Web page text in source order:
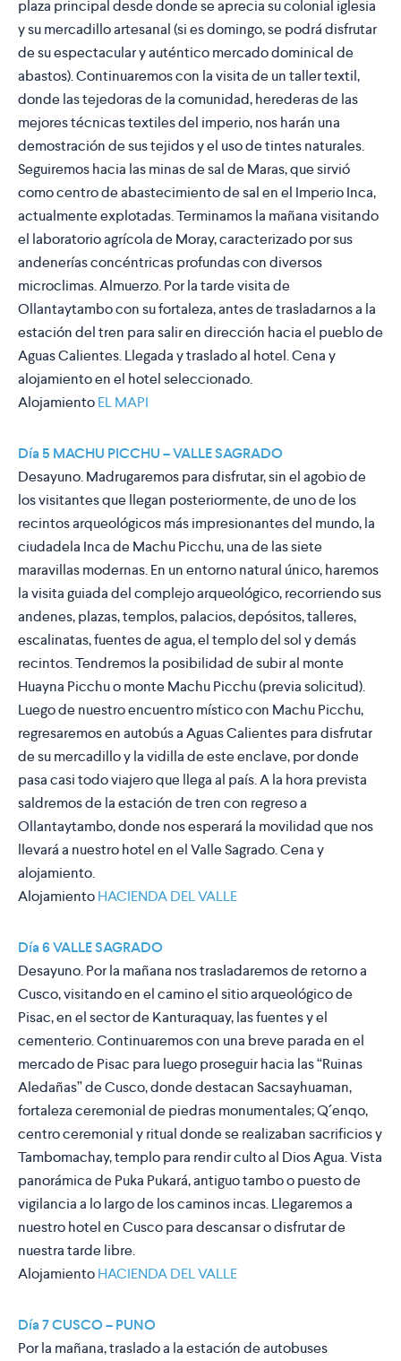
plaza principal desde donde se aprecia su colonial iglesia
y su mercadillo artesanal (si es domingo, se podrá disfrutar
de su espectacular y auténtico mercado dominical de
abastos). Continuaremos con la visita de un taller textil,
donde las tejedoras de la comunidad, herederas de las
mejores técnicas textiles del imperio, nos harán una
demostración de sus tejidos y el uso de tintes naturales.
Seguiremos hacia las minas de sal de Maras, que sirvió
como centro de abastecimiento de sal en el Imperio Inca,
actualmente explotadas. Terminamos la mañana visitando
el laboratorio agrícola de Moray, caracterizado por sus
andenerías concéntricas profundas con diversos
microclimas. Almuerzo. Por la tarde visita de
Ollantaytambo con su fortaleza, antes de trasladarnos a la
estación del tren para salir en dirección hacia el pueblo de
Aguas Calientes. Llegada y traslado al hotel. Cena y
alojamiento en el hotel seleccionado.
AlojamientoEL MAPI
Día 5 MACHU PICCHU – VALLE SAGRADO
Desayuno. Madrugaremos para disfrutar, sin el agobio de
los visitantes que llegan posteriormente, de uno de los
recintos arqueológicos más impresionantes del mundo, la
ciudadela Inca de Machu Picchu, una de las siete
maravillas modernas. En un entorno natural único, haremos
la visita guiada del complejo arqueológico, recorriendo sus
andenes, plazas, templos, palacios, depósitos, talleres,
escalinatas, fuentes de agua, el templo del sol y demás
recintos. Tendremos la posibilidad de subir al monte
Huayna Picchu o monte Machu Picchu (previa solicitud).
Luego de nuestro encuentro místico con Machu Picchu,
regresaremos en autobús a Aguas Calientes para disfrutar
de su mercadillo y la vidilla de este enclave, por donde
pasa casi todo viajero que llega al país. A la hora prevista
saldremos de la estación de tren con regreso a
Ollantaytambo, donde nos esperará la movilidad que nos
llevará a nuestro hotel en el Valle Sagrado. Cena y
alojamiento.
AlojamientoHACIENDA DEL VALLE
Día 6 VALLE SAGRADO
Desayuno. Por la mañana nos trasladaremos de retorno a
Cusco, visitando en el camino el sitio arqueológico de
Pisac, en el sector de Kanturaquay, las fuentes y el
cementerio. Continuaremos con una breve parada en el
mercado de Pisac para luego proseguir hacia las “Ruinas
Aledañas” de Cusco, donde destacan Sacsayhuaman,
fortaleza ceremonial de piedras monumentales; Q´enqo,
centro ceremonial y ritual donde se realizaban sacrificios y
Tambomachay, templo para rendir culto al Dios Agua. Vista
panorámica de Puka Pukará, antiguo tambo o puesto de
vigilancia a lo largo de los caminos incas. Llegaremos a
nuestro hotel en Cusco para descansar o disfrutar de
nuestra tarde libre.
AlojamientoHACIENDA DEL VALLE
Día 7 CUSCO – PUNO
Por la mañana, traslado a la estación de autobuses